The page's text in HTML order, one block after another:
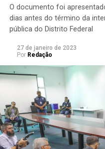
O documento foi
dias antes do término da
pública do Distrito Federal
27 de janeiro de 2023
Por Redação